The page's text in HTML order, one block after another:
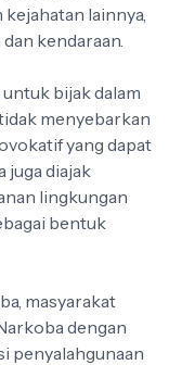
lainnya,
kendaraan.
bijak dalam
menyebarkan
yang dapat
juga diajak
lingkungan
bentuk
masyarakat
dengan
penyalahgunaan